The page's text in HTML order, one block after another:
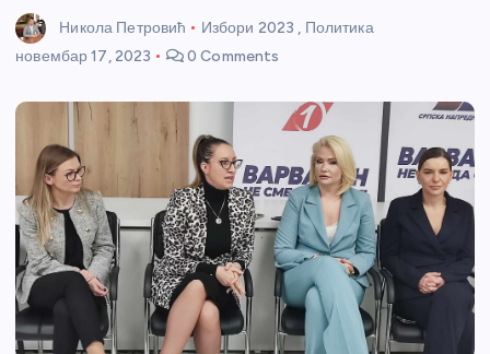
Никола Петровић Избори 2023 , Политика
новембар 17, 2023
0 Comments